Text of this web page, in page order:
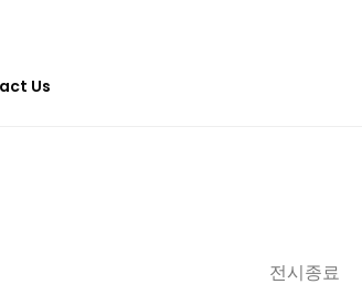
Us
전시종료